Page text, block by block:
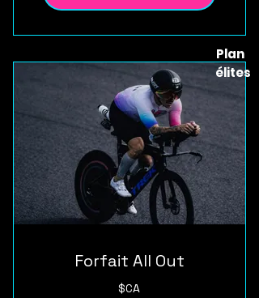
Forfait All Out
$CA
Plan
élites